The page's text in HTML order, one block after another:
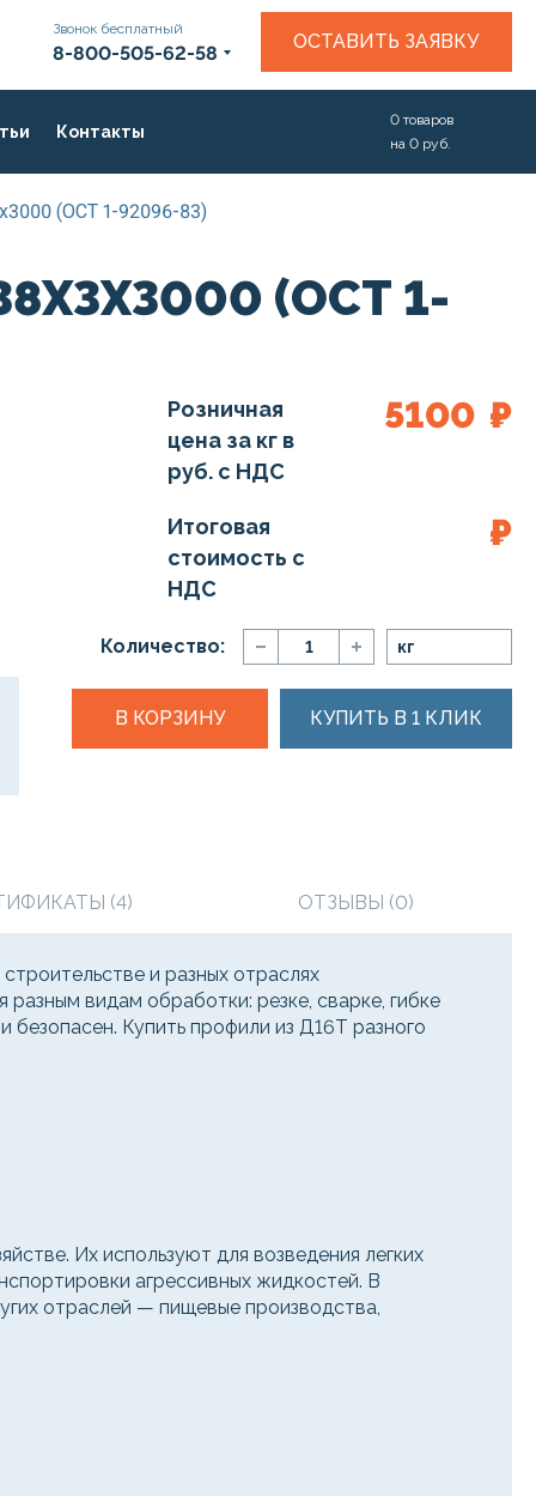
Звонок бесплатный
8-800-505-62-58
ОСТАВИТЬ ЗАЯВКУ
Контакты
0 товаров
на 0 руб.
(ОСТ 1-92096-83)
(ОСТ 1-
Розничная
цена за кг в
руб. с НДС
5100 ₽
Итоговая
стоимость с
НДС
₽
Количество: кг
В КОРЗИНУ КУПИТЬ В 1 КЛИК
(4) ОТЗЫВЫ (0)
и разных отраслях
видам обработки: резке, сварке, гибке
Купить профили из Д16Т разного
Их используют для возведения легких
агрессивных жидкостей. В
отраслей — пищевые производства,